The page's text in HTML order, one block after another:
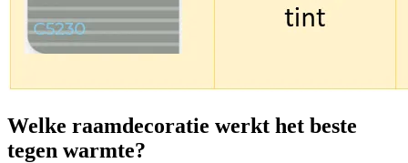
Welke raamdecoratie werkt het beste
tegen warmte?